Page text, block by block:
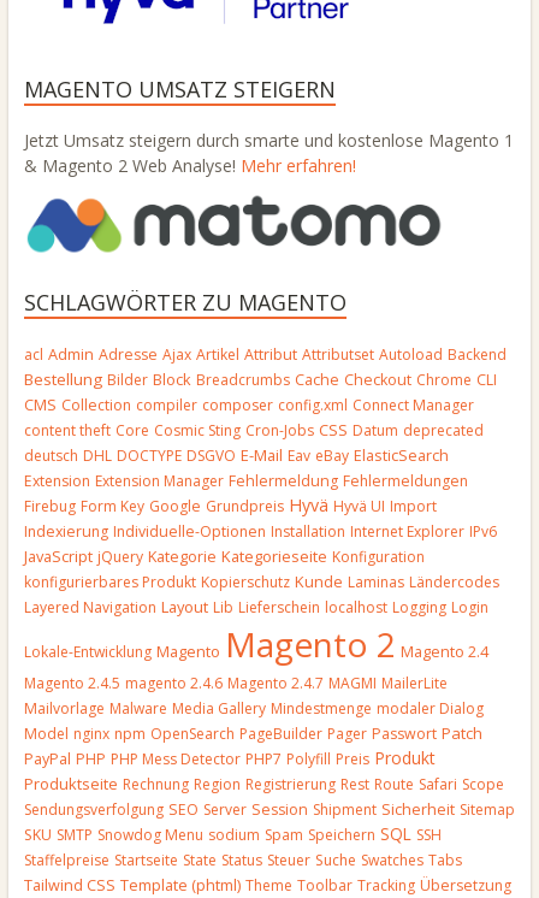
MAGENTO UMSATZ STEIGERN
Jetzt Umsatz steigern durch smarte und kostenlose Magento 1
& Magento 2 Web Analyse! Mehr erfahren!
SCHLAGWÖRTER ZU MAGENTO
acl Admin Adresse Ajax Artikel Attribut Attributset Autoload Backend
Bestellung Bilder Block Breadcrumbs Cache Checkout Chrome CLI
CMS Collection compiler composer config.xml Connect Manager
content theft Core Cosmic Sting Cron-Jobs CSS Datum deprecated
deutsch DHL DOCTYPE DSGVO E-Mail Eav eBay ElasticSearch
Extension Extension Manager Fehlermeldung Fehlermeldungen
Firebug Form Key Google Grundpreis Hyvä Hyvä UI Import
Indexierung Individuelle-Optionen Installation Internet Explorer IPv6
JavaScript jQuery Kategorie Kategorieseite Konfiguration
konfigurierbares Produkt Kopierschutz Kunde Laminas Ländercodes
Layered Navigation Layout Lib Lieferschein localhost Logging Login
Lokale-Entwicklung Magento Magento 2 Magento 2.4
Magento 2.4.5 magento 2.4.6 Magento 2.4.7 MAGMI MailerLite
Mailvorlage Malware Media Gallery Mindestmenge modaler Dialog
Model nginx npm OpenSearch PageBuilder Pager Passwort Patch
PayPal PHP PHP Mess Detector PHP7 Polyfill Preis Produkt
Produktseite Rechnung Region Registrierung Rest Route Safari Scope
Sendungsverfolgung SEO Server Session Shipment Sicherheit Sitemap
SKU SMTP Snowdog Menu sodium Spam Speichern SQL SSH
Staffelpreise Startseite State Status Steuer Suche Swatches Tabs
Tailwind CSS Template (phtml) Theme Toolbar Tracking Übersetzung